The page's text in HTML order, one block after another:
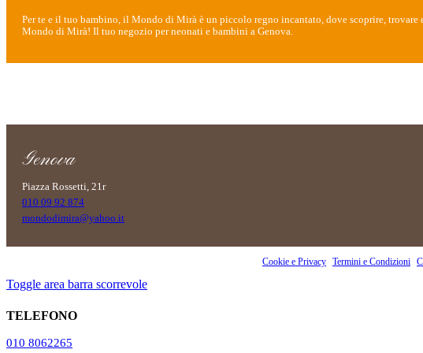
Per te e il tuo bambino, il Mondo di Mirà è un piccolo regno incantato, dove scoprire, trovare
Mondo di Mirà! Il tuo negozio per neonati e bambini a Genova.
Genova
Piazza Rossetti, 21r
010 09 92 874
mondodimira@yahoo.it
Cookie e Privacy Termini e Condizioni
Toggle area barra scorrevole
TELEFONO
010 8062265